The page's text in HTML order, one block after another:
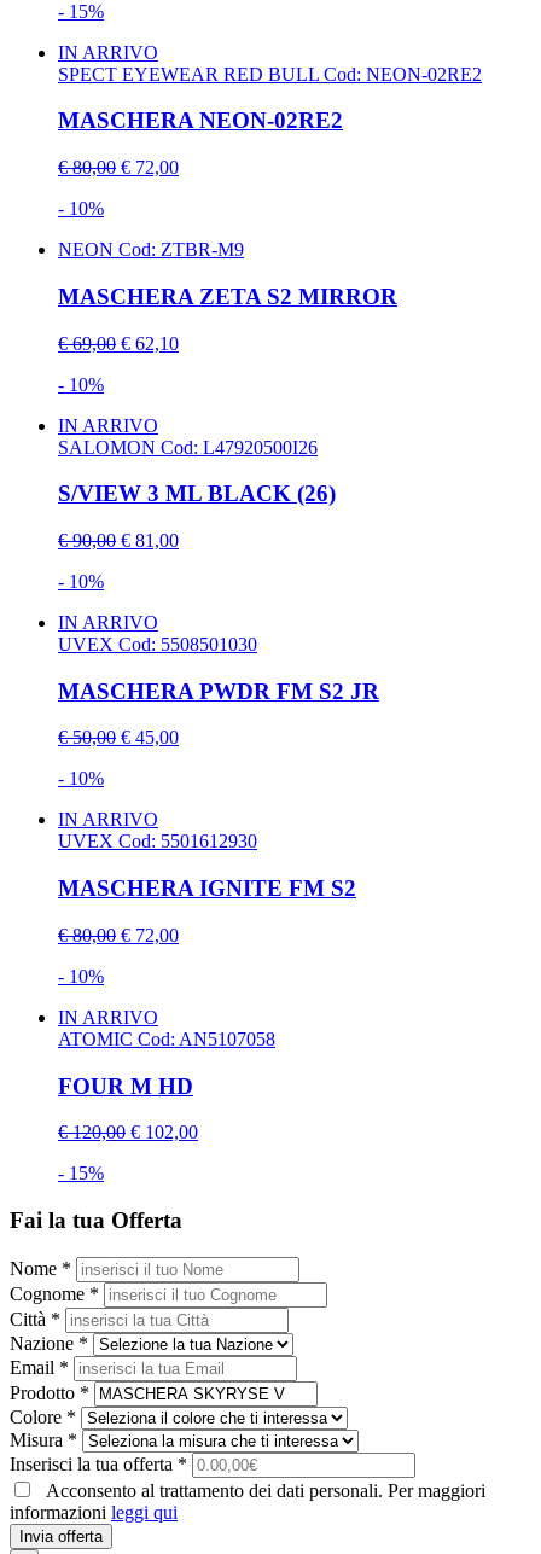
- 15%
IN ARRIVO
SPECT EYEWEAR RED BULL Cod: NEON-02RE2
MASCHERA NEON-02RE2
€ 80,00 € 72,00
- 10%
NEON Cod: ZTBR-M9
MASCHERA ZETA S2 MIRROR
€ 69,00 € 62,10
- 10%
IN ARRIVO
SALOMON Cod: L47920500I26
S/VIEW 3 ML BLACK (26)
€ 90,00 € 81,00
- 10%
IN ARRIVO
UVEX Cod: 5508501030
MASCHERA PWDR FM S2 JR
€ 50,00 € 45,00
- 10%
IN ARRIVO
UVEX Cod: 5501612930
MASCHERA IGNITE FM S2
€ 80,00 € 72,00
- 10%
IN ARRIVO
ATOMIC Cod: AN5107058
FOUR M HD
€ 120,00 € 102,00
- 15%
Fai la tua Offerta
Nome *
Cognome *
Città *
Nazione *
Email *
Prodotto *
Colore *
Misura *
Inserisci la tua offerta *
Acconsento al trattamento dei dati personali. Per maggiori
informazioni leggi qui
Invia offerta